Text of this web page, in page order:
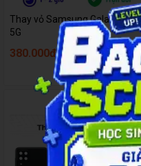
Thay vỏ Samsung Galaxy M52
5G
380.000đ 410.000đ